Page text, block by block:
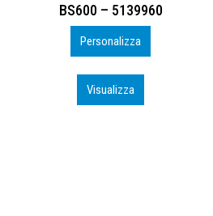
Toppe ricamate in HD
Personalizza
Visualizza